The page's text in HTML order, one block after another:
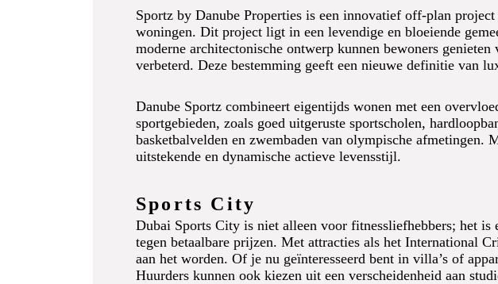
Sportz by Danube Properties is een innovatief off-plan
woningen. Dit project ligt in een levendige en bloeiende
moderne architectonische ontwerp kunnen bewoners
verbeterd. Deze bestemming geeft een nieuwe definitie van
Danube Sportz combineert eigentijds wonen met een
sportgebieden, zoals goed uitgeruste sportscholen,
basketbalvelden en zwembaden van olympische
uitstekende en dynamische actieve levensstijl.
Sports City
Dubai Sports City is niet alleen voor fitnessliefhebbers; het
tegen betaalbare prijzen. Met attracties als het International
aan het worden. Of je nu geïnteresseerd bent in villa’s of
Huurders kunnen ook kiezen uit een verscheidenheid aan